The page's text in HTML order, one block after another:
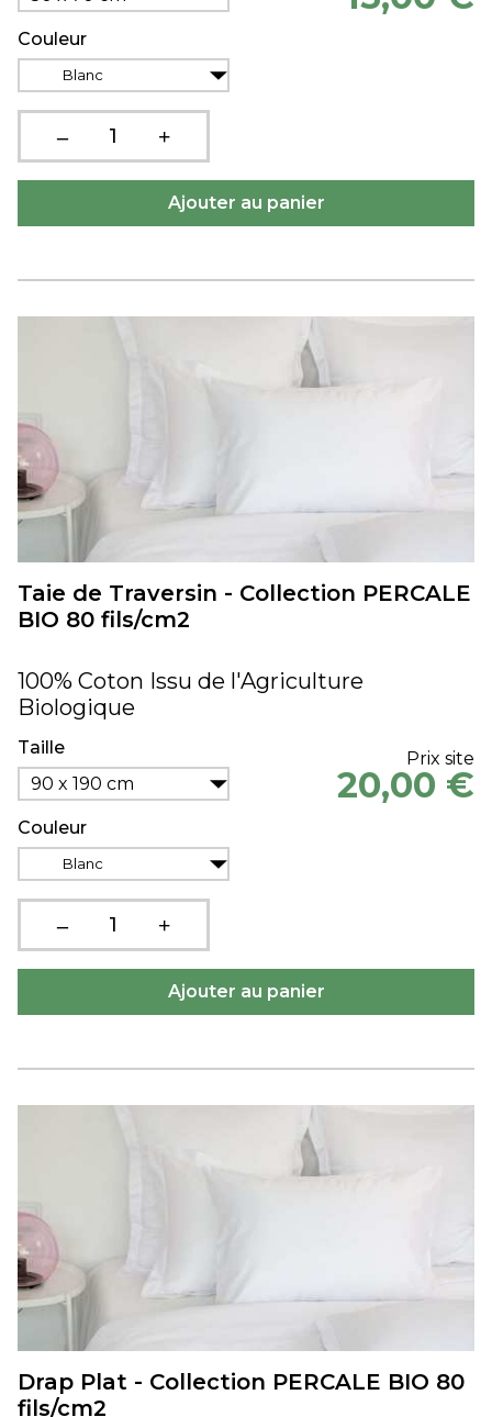
Couleur
Blanc
Taie de Traversin - Collection PERCALE
BIO 80 fils/cm2
100% Coton Issu de l'Agriculture
Biologique
Taille
90 x 190 cm
Couleur
Blanc
Prix site
20,00 €
Drap Plat - Collection PERCALE BIO 80
fils/cm2